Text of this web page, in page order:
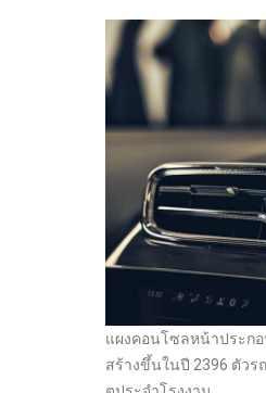
แผงคอนโซลหน้าประกอ
สร้างขึ้นในปี 2396 ตัว